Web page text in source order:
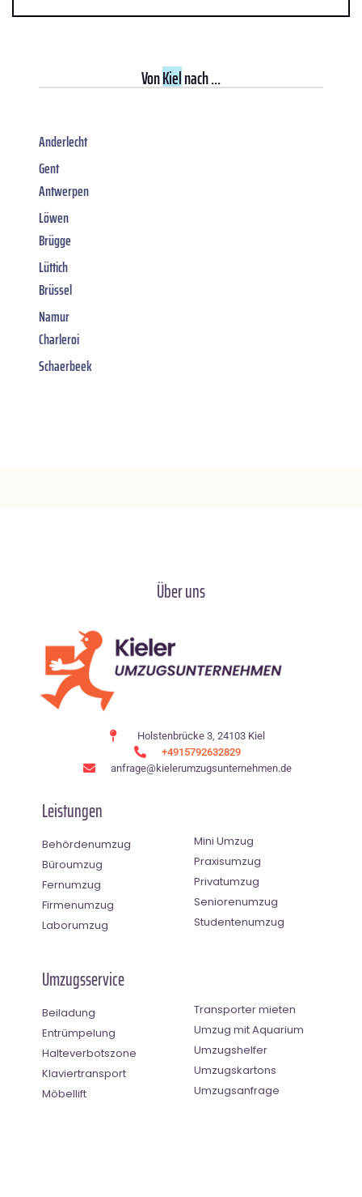
VonKielnach ...
Anderlecht
Gent
Antwerpen
Löwen
Brügge
Lüttich
Brüssel
Namur
Charleroi
Schaerbeek
Über uns
Holstenbrücke 3, 24103 Kiel
+4915792632829
anfrage@kielerumzugsunternehmen.de
Leistungen
Behördenumzug
Büroumzug
Fernumzug
Firmenumzug
Laborumzug
Mini Umzug
Praxisumzug
Privatumzug
Seniorenumzug
Studentenumzug
Umzugsservice
Beiladung
Entrümpelung
Halteverbotszone
Klaviertransport
Möbellift
Transporter mieten
Umzug mit Aquarium
Umzugshelfer
Umzugskartons
Umzugsanfrage